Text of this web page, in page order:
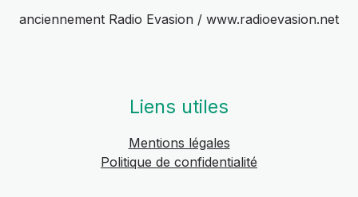
anciennement Radio Evasion / www.radioevasion.net
Liens utiles
Mentions légales
Politique de confidentialité